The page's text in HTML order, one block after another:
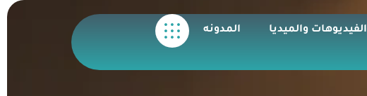
الفيديوهات والميديا المدونه